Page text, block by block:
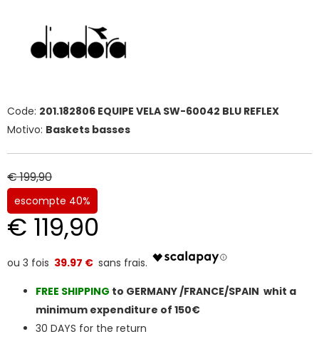
Code: 201.182806 EQUIPE VELA SW-60042 BLU REFLEX
Motivo: Baskets basses
€ 199,90
escompte 40%
€ 119,90
39.97 €
FREE SHIPPING to GERMANY /FRANCE/SPAIN whit a
minimum expenditure of 150€
30 DAYS for the return